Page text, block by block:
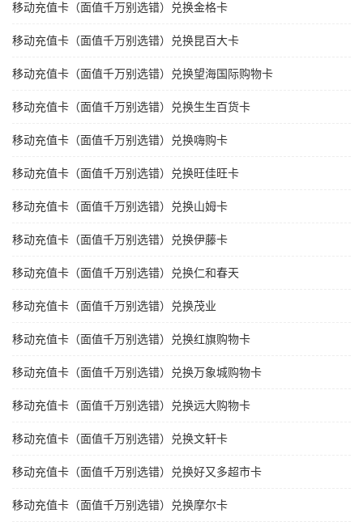
移动充值卡（面值千万别选错）兑换金格卡
移动充值卡（面值千万别选错）兑换昆百大卡
移动充值卡（面值千万别选错）兑换望海国际购物卡
移动充值卡（面值千万别选错）兑换生生百货卡
移动充值卡（面值千万别选错）兑换嗨购卡
移动充值卡（面值千万别选错）兑换旺佳旺卡
移动充值卡（面值千万别选错）兑换山姆卡
移动充值卡（面值千万别选错）兑换伊藤卡
移动充值卡（面值千万别选错）兑换仁和春天
移动充值卡（面值千万别选错）兑换茂业
移动充值卡（面值千万别选错）兑换红旗购物卡
移动充值卡（面值千万别选错）兑换万象城购物卡
移动充值卡（面值千万别选错）兑换远大购物卡
移动充值卡（面值千万别选错）兑换文轩卡
移动充值卡（面值千万别选错）兑换好又多超市卡
移动充值卡（面值千万别选错）兑换摩尔卡